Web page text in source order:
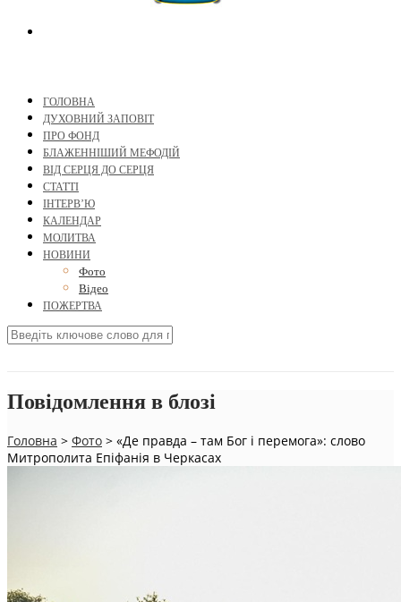
ГОЛОВНА
ДУХОВНИЙ ЗАПОВІТ
ПРО ФОНД
БЛАЖЕННІШИЙ МЕФОДІЙ
ВІД СЕРЦЯ ДО СЕРЦЯ
СТАТТІ
ІНТЕРВ’Ю
КАЛЕНДАР
МОЛИТВА
НОВИНИ
Фото
Відео
ПОЖЕРТВА
Повідомлення в блозі
Головна > Фото > «Де правда – там Бог і перемога»: слово
Митрополита Епіфанія в Черкасах